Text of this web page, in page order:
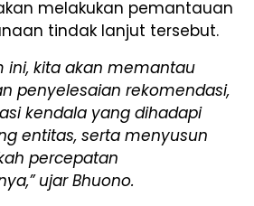
melakukan pemantauan
tindak lanjut tersebut.
ini, kita akan memantau
penyelesaian rekomendasi,
kendala yang dihadapi
entitas, serta menyusun
percepatan
ujar Bhuono.